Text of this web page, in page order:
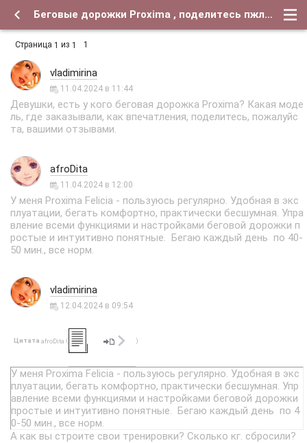
Беговые дорожки Proxima , поделитесь пжл. отзывами - Форум о детях и для их родителей
Страница 1 из 1 1
vladimirina
11.04.2024 в 11:44
Девушки, есть у кого беговая дорожка Proxima? Какая моде
ль, где заказывали, как впечатления, поделитесь, пожалуйс
та, вашими отзывами.
afroDita
11.04.2024 в 12:00
У меня Proxima Felicia - пользуюсь регулярно. Удобная в экс
плуатации, бегать комфортно, практически бесшумная. Упра
вление всеми функциями и настройками беговой дорожки п
ростые и интуитивно понятные. Бегаю каждый день по 40-
50 мин., все норм.
vladimirina
12.04.2024 в 09:54
Цитата afroDita ( )
У меня Proxima Felicia - пользуюсь регулярно. Удобная в экс
плуатации, бегать комфортно, практически бесшумная. Упр
авление всеми функциями и настройками беговой дорожки
простые и интуитивно понятные. Бегаю каждый день по 4
0-50 мин., все норм.
А как вы строите свои тренировки? Сколько кг. сбросили?